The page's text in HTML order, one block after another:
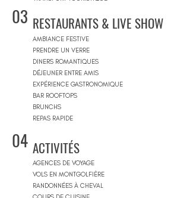
03 RESTAURANTS & LIVE SHOW
AMBIANCE FESTIVE
PRENDRE UN VERRE
DINERS ROMANTIQUES
DÉJEUNER ENTRE AMIS
EXPÉRIENCE GASTRONOMIQUE
BAR ROOFTOPS
BRUNCHS
REPAS RAPIDE
04 ACTIVITÉS
AGENCES DE VOYAGE
VOLS EN MONTGOLFIÈRE
RANDONNÉES À CHEVAL